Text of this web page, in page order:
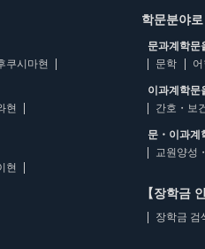
쿠시마현
현
현
학문분야로
문과계학문
문학
이과계학문
간호・보
문・이과계
교원양성
【장학금
장학금 검